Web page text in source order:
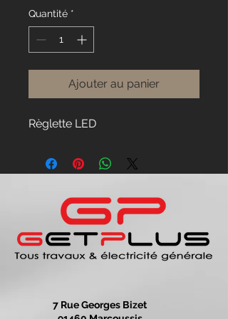
Quantité *
Ajouter au panier
Règlette LED
7 Rue Georges Bizet